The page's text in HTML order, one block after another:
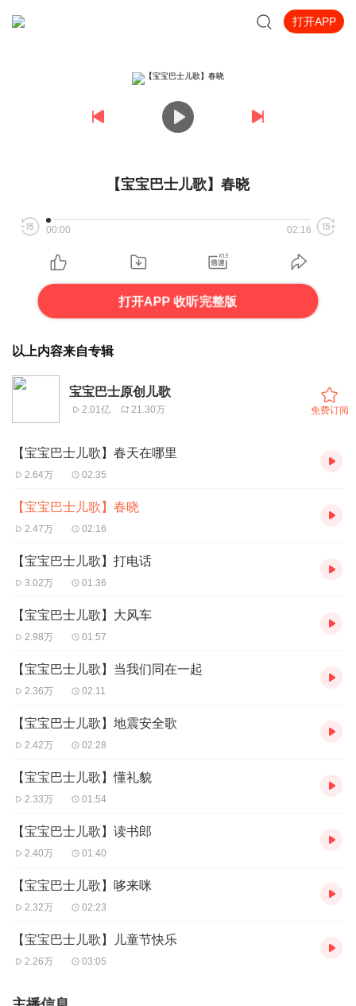
打开APP
【宝宝巴士儿歌】春晓
00:00 02:16
打开APP 收听完整版
以上内容来自专辑
宝宝巴士原创儿歌
2.01亿 21.30万 免费订阅
【宝宝巴士儿歌】春天在哪里
2.64万 02:35
【宝宝巴士儿歌】春晓
2.47万 02:16
【宝宝巴士儿歌】打电话
3.02万 01:36
【宝宝巴士儿歌】大风车
2.98万 01:57
【宝宝巴士儿歌】当我们同在一起
2.36万 02:11
【宝宝巴士儿歌】地震安全歌
2.42万 02:28
【宝宝巴士儿歌】懂礼貌
2.33万 01:54
【宝宝巴士儿歌】读书郎
2.40万 01:40
【宝宝巴士儿歌】哆来咪
2.32万 02:23
【宝宝巴士儿歌】儿童节快乐
2.26万 03:05